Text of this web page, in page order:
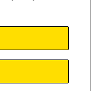
Use